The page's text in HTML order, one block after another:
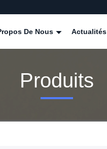
De Nous Actualités
Produits